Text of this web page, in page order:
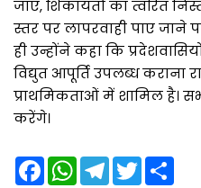
जाए, शिकायतों का त्वरित
स्तर पर लापरवाही पाए जाने
ही उन्होंने कहा कि
विद्युत आपूर्ति उपलब्ध कराना
प्राथमिकताओं में शामिल है।
करेंगे।
F
a
W
T
e
T
w